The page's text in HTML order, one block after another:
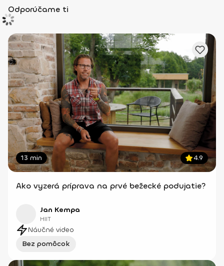
Odporúčame ti
13 min 4.9
Ako vyzerá príprava na prvé bežecké podujatie?
Jan Kempa
HIIT
Náučné video
Bez pomôcok